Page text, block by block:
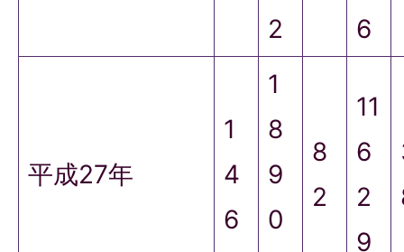
2
6
平成27年
1
4
6
1
8
9
0
8
2
11
6
2
9